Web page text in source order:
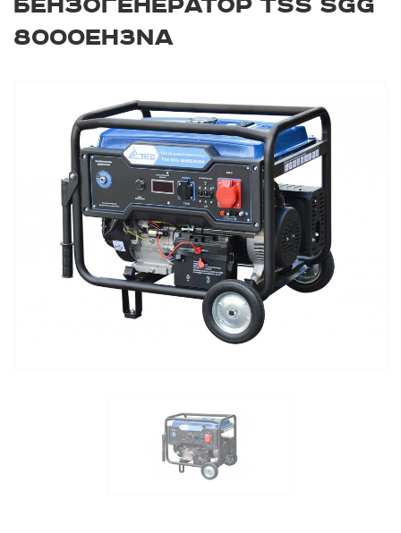
БЕНЗОГЕНЕРАТОР TSS SGG
8000EH3NA